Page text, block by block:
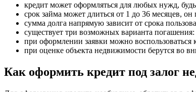
кредит может оформляться для любых нужд,
срок займа может длиться от 1 до 36 месяцев, он
сумма долга напрямую зависит от срока
существует три возможных варианта
при оформлении заявки можно
при оценке объекта недвижимости берутся во
Как оформить кредит под залог